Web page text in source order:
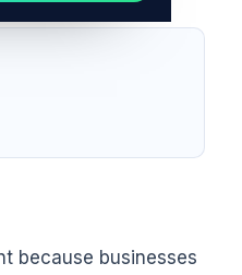
because businesses